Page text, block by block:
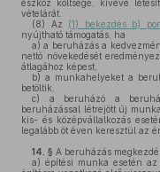
eszköz költsége, kivéve
vételárát.
(8) Az (1) bekezdés b)
nyújtható támogatás, ha
a) a beruházás a
nettó növekedését
átlagához képest,
b) a munkahelyeket a
betöltik,
c) a beruházó a
beruházással létrejött új
kis- és középvállalkozás
legalább öt éven keresztül az
14. § A beruházás
a) építési munka esetén az